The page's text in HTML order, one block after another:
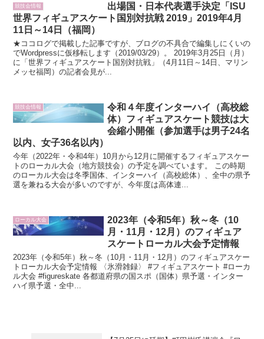
競技会情報
出場国・日本代表選手決定「ISU
世界フィギュアスケート国別対抗戦 2019」2019年4月
11日～14日（福岡）
★ココログで掲載した記事ですが、ブログの不具合で編集しにくいの
でWordpressに仮移転します（2019/03/29）。 2019年3月25日（月）
に「世界フィギュアスケート国別対抗戦」（4月11日～14日、マリン
メッセ福岡）の記者会見が...
競技会情報
令和４年度インターハイ（高校総
体）フィギュアスケート競技は大
会縮小開催（参加選手は男子24名
以内、女子36名以内）
今年（2022年・令和4年）10月から12月に開催するフィギュアスケー
トのローカル大会（地方競技会）の予定を調べています。 この時期
のローカル大会は冬季国体、インターハイ（高校総体）、全中の県予
選を兼ねる大会が多いのですが、今年度は高体連...
ローカル大会
2023年（令和5年）秋～冬（10
月・11月・12月）のフィギュア
スケートローカル大会予定情報
2023年（令和5年）秋～冬（10月・11月・12月）のフィギュアスケー
トローカル大会予定情報 〈氷滑雑録〉 #フィギュアスケート #ローカ
ル大会 #figureskate 各都道府県の国スポ（国体）県予選・インター
ハイ県予選・全中...